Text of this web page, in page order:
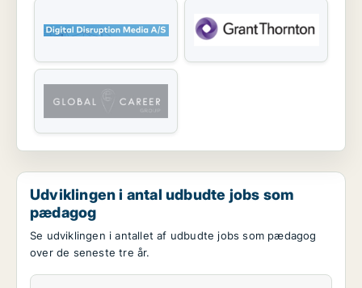
Udviklingen i antal udbudte jobs som
pædagog
Se udviklingen i antallet af udbudte jobs som pædagog
over de seneste tre år.